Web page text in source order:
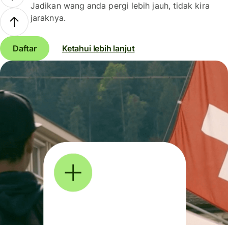
Jadikan wang anda pergi lebih jauh, tidak kira
jaraknya.
Daftar Ketahui lebih lanjut